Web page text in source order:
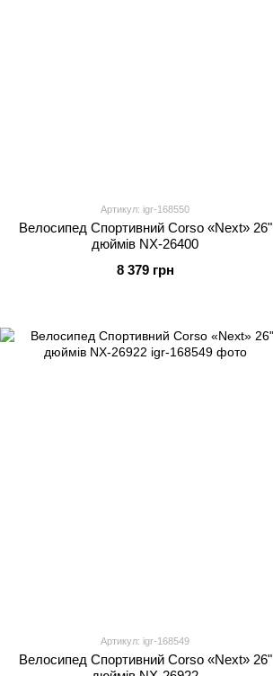
Артикул: igr-168550
Велосипед Спортивний Corso «Next» 26"
дюймів NX-26400
8 379 грн
Артикул: igr-168549
Велосипед Спортивний Corso «Next» 26"